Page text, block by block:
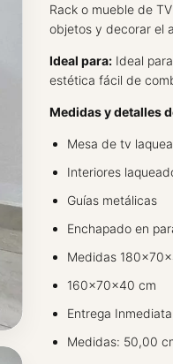
Rack o mueble de
objetos y decorar el
Ideal para:Ideal
estética fácil de
Medidas y detalles
Mesa de tv
Interiores
Guías metálicas
Enchapado en
Medidas
160x70x40 cm
Entrega
Medidas: 50,00